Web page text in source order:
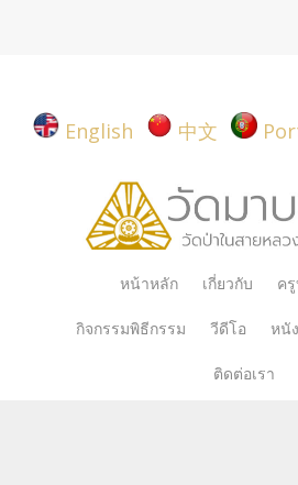
English 中文
Skip
หน้าหลัก เกี่ยวกับ ค
กิจกรรมพิธีกรรม วีดีโอ หนั
ติดต่อเรา